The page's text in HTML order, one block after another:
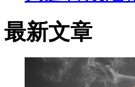
最新文章